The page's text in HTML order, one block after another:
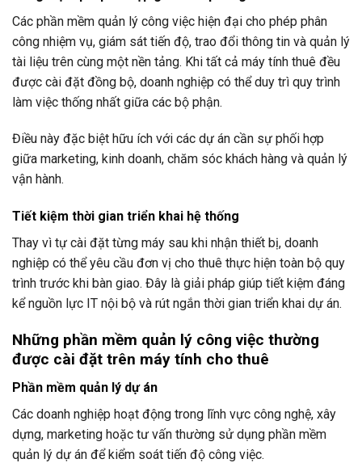
Các phần mềm quản lý công việc hiện đại cho phép phân
công nhiệm vụ, giám sát tiến độ, trao đổi thông tin và quản lý
tài liệu trên cùng một nền tảng. Khi tất cả máy tính thuê đều
được cài đặt đồng bộ, doanh nghiệp có thể duy trì quy trình
làm việc thống nhất giữa các bộ phận.
Điều này đặc biệt hữu ích với các dự án cần sự phối hợp
giữa marketing, kinh doanh, chăm sóc khách hàng và quản lý
vận hành.
Tiết kiệm thời gian triển khai hệ thống
Thay vì tự cài đặt từng máy sau khi nhận thiết bị, doanh
nghiệp có thể yêu cầu đơn vị cho thuê thực hiện toàn bộ quy
trình trước khi bàn giao. Đây là giải pháp giúp tiết kiệm đáng
kể nguồn lực IT nội bộ và rút ngắn thời gian triển khai dự án.
Những phần mềm quản lý công việc thường
được cài đặt trên máy tính cho thuê
Phần mềm quản lý dự án
Các doanh nghiệp hoạt động trong lĩnh vực công nghệ, xây
dựng, marketing hoặc tư vấn thường sử dụng phần mềm
quản lý dự án để kiểm soát tiến độ công việc.